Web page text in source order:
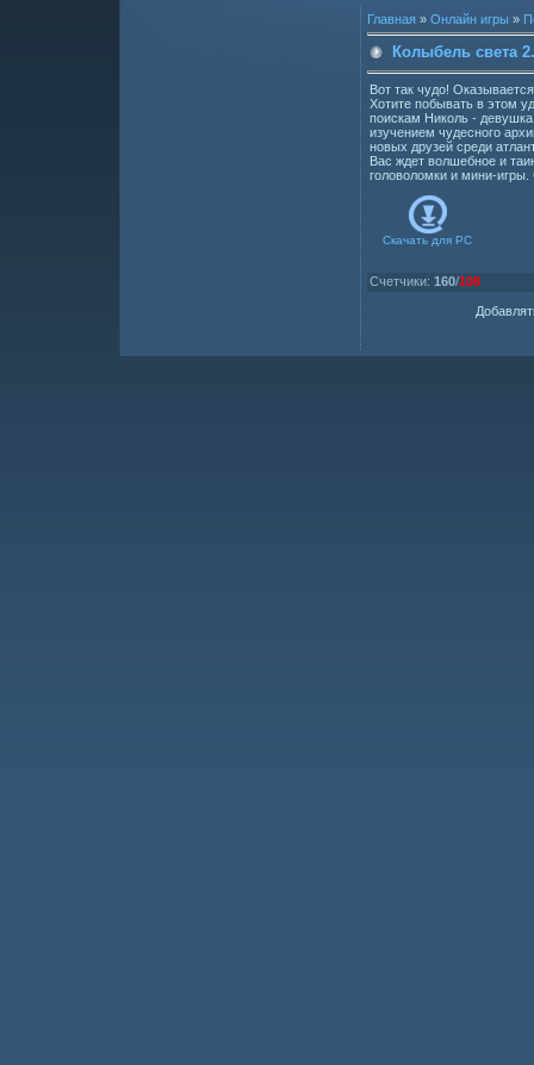
Главная » Онлайн игры »
Колыбель света
Вот так чудо!
Хотите побывать в этом
поискам Николь -
изучением чудесного
новых друзей среди
Вас ждет волшебное и
головоломки и мини-игры.
Скачать для PC
Счетчики: 160/108